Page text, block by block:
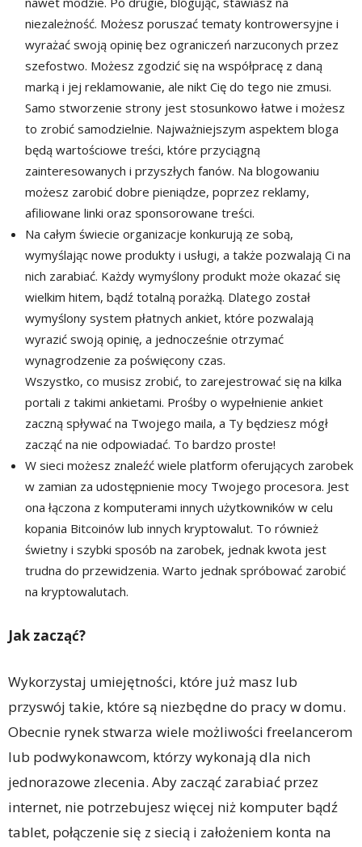
niezależność. Możesz poruszać tematy kontrowersyjne i
wyrażać swoją opinię bez ograniczeń narzuconych przez
szefostwo. Możesz zgodzić się na współpracę z daną
marką i jej reklamowanie, ale nikt Cię do tego nie zmusi.
Samo stworzenie strony jest stosunkowo łatwe i możesz
to zrobić samodzielnie. Najważniejszym aspektem bloga
będą wartościowe treści, które przyciągną
zainteresowanych i przyszłych fanów. Na blogowaniu
możesz zarobić dobre pieniądze, poprzez reklamy,
afiliowane linki oraz sponsorowane treści.
Na całym świecie organizacje konkurują ze sobą,
wymyślając nowe produkty i usługi, a także pozwalają Ci na
nich zarabiać. Każdy wymyślony produkt może okazać się
wielkim hitem, bądź totalną porażką. Dlatego został
wymyślony system płatnych ankiet, które pozwalają
wyrazić swoją opinię, a jednocześnie otrzymać
wynagrodzenie za poświęcony czas.
Wszystko, co musisz zrobić, to zarejestrować się na kilka
portali z takimi ankietami. Prośby o wypełnienie ankiet
zaczną spływać na Twojego maila, a Ty będziesz mógł
zacząć na nie odpowiadać. To bardzo proste!
W sieci możesz znaleźć wiele platform oferujących zarobek
w zamian za udostępnienie mocy Twojego procesora. Jest
ona łączona z komputerami innych użytkowników w celu
kopania Bitcoinów lub innych kryptowalut. To również
świetny i szybki sposób na zarobek, jednak kwota jest
trudna do przewidzenia. Warto jednak spróbować zarobić
na kryptowalutach.
Jak zacząć?
Wykorzystaj umiejętności, które już masz lub
przyswój takie, które są niezbędne do pracy w domu.
Obecnie rynek stwarza wiele możliwości freelancerom
lub podwykonawcom, którzy wykonają dla nich
jednorazowe zlecenia. Aby zacząć zarabiać przez
internet, nie potrzebujesz więcej niż komputer bądź
tablet, połączenie się z siecią i założeniem konta na